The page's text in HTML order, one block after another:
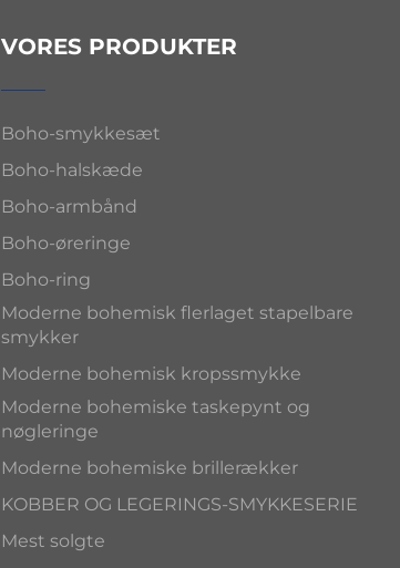
VORES PRODUKTER
Boho-smykkesæt
Boho-halskæde
Boho-armbånd
Boho-øreringe
Boho-ring
Moderne bohemisk flerlaget stapelbare
smykker
Moderne bohemisk kropssmykke
Moderne bohemiske taskepynt og
nøgleringe
Moderne bohemiske brillerækker
KOBBER OG LEGERINGS-SMYKKESERIE
Mest solgte